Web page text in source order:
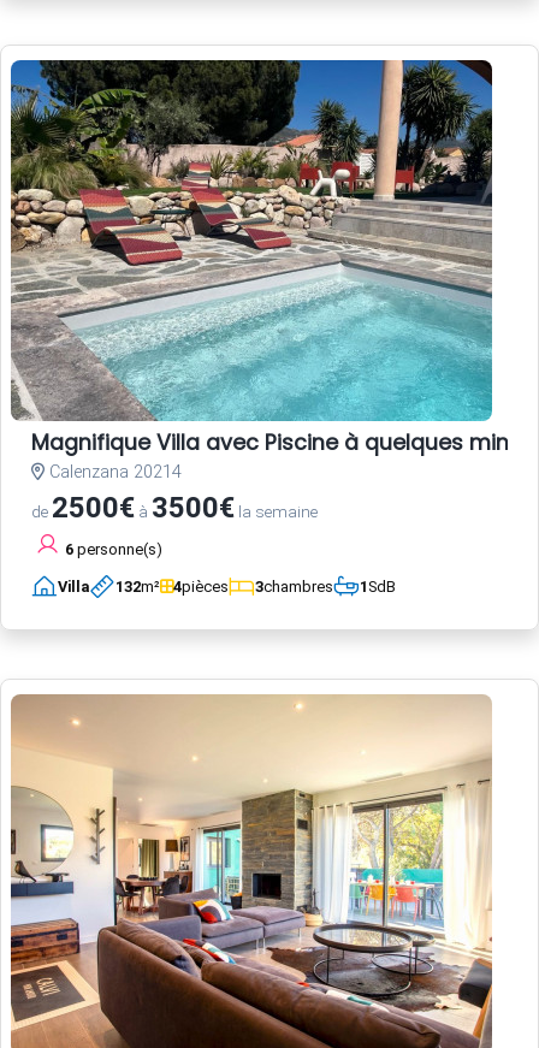
Magnifique Villa avec Piscine à quelques
Calenzana 20214
de 2500€ à 3500€ la semaine
6 personne(s)
Villa 132m² 4pièces 3chambres 1SdB